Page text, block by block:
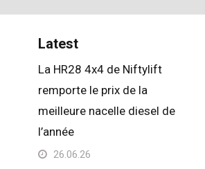
Latest
La HR28 4x4 de Niftylift
remporte le prix de la
meilleure nacelle diesel de
l’année
26.06.26